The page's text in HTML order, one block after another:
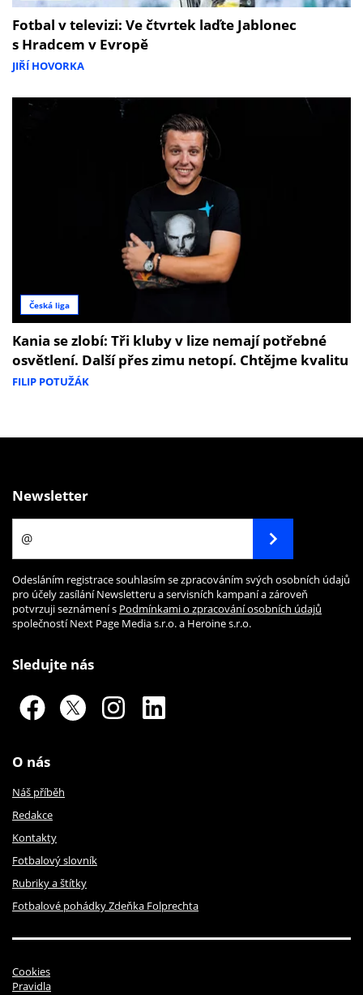
Fotbal v televizi: Ve čtvrtek laďte Jablonec
s Hradcem v Evropě
JIŘÍ HOVORKA
Česká liga
Kania se zlobí: Tři kluby v lize nemají potřebné
osvětlení. Další přes zimu netopí. Chtějme kvalitu
FILIP POTUŽÁK
Newsletter
Odesláním registrace souhlasím se zpracováním svých osobních údajů
pro účely zasílání Newsletteru a servisních kampaní a zároveň
potvrzuji seznámení s Podmínkami o zpracování osobních údajů
společností Next Page Media s.r.o. a Heroine s.r.o.
Sledujte nás
O nás
Náš příběh
Redakce
Kontakty
Fotbalový slovník
Rubriky a štítky
Fotbalové pohádky Zdeňka Folprechta
Cookies
Pravidla